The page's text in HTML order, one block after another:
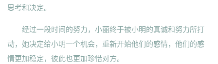
思考和决定。
经过一段时间的努力，小丽终于被小明的真诚和努力所打
动，她决定给小明一个机会，重新开始他们的感情，他们的感
情更加稳定，彼此也更加珍惜对方。